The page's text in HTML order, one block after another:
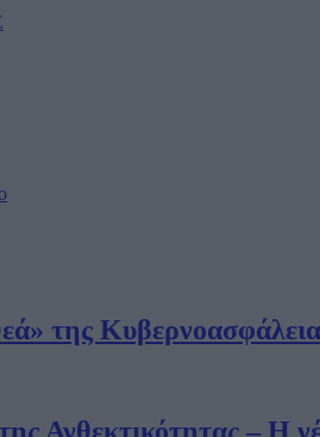
της
Ανθεκτικότητας – Η